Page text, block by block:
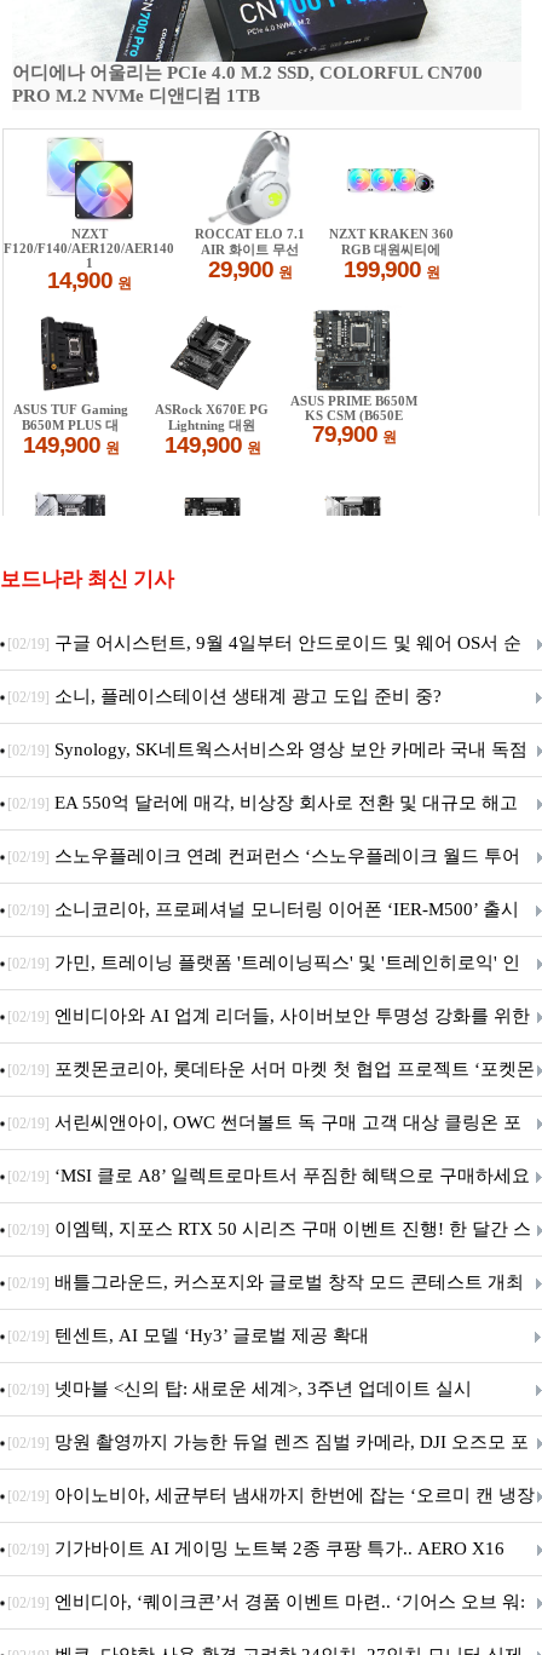
어디에나 어울리는 PCIe 4.0 M.2 SSD, COLORFUL CN700
PRO M.2 NVMe 디앤디컴 1TB
보드나라 최신 기사
[02/19] 구글 어시스턴트, 9월 4일부터 안드로이드 및 웨어 OS서 순
차 서비스 종료
[02/19] 소니, 플레이스테이션 생태계 광고 도입 준비 중?
[02/19] Synology, SK네트웍스서비스와 영상 보안 카메라 국내 독점
판매 파트너십 체결
[02/19] EA 550억 달러에 매각, 비상장 회사로 전환 및 대규모 해고
전망
[02/19] 스노우플레이크 연례 컨퍼런스 ‘스노우플레이크 월드 투어
서울’ 개최
[02/19] 소니코리아, 프로페셔널 모니터링 이어폰 ‘IER-M500’ 출시
[02/19] 가민, 트레이닝 플랫폼 '트레이닝픽스' 및 '트레인히로익' 인
수로 선수와 코치에 맞춤형 훈련 지원 확대
[02/19] 엔비디아와 AI 업계 리더들, 사이버보안 투명성 강화를 위한
SAFE 가이드라인 제안
[02/19] 포켓몬코리아, 롯데타운 서머 마켓 첫 협업 프로젝트 ‘포켓몬
별빛낙원’ 개최
[02/19] 서린씨앤아이, OWC 썬더볼트 독 구매 고객 대상 클링온 포
트 고정 홀더 증정 이벤트 앵콜 연장 진행
[02/19] ‘MSI 클로 A8’ 일렉트로마트서 푸짐한 혜택으로 구매하세요
[02/19] 이엠텍, 지포스 RTX 50 시리즈 구매 이벤트 진행! 한 달간 스
팀 월렛부터 PALIT 지포스 RTX 5060 DUAL까지 증정
[02/19] 배틀그라운드, 커스포지와 글로벌 창작 모드 콘테스트 개최
[02/19] 텐센트, AI 모델 ‘Hy3’ 글로벌 제공 확대
[02/19] 넷마블 <신의 탑: 새로운 세계>, 3주년 업데이트 실시
[02/19] 망원 촬영까지 가능한 듀얼 렌즈 짐벌 카메라, DJI 오즈모 포
켓 4P
[02/19] 아이노비아, 세균부터 냄새까지 한번에 잡는 ‘오르미 캔 냉장
고 살균 탈취기’ 출시
[02/19] 기가바이트 AI 게이밍 노트북 2종 쿠팡 특가.. AERO X16
GAMING A16 할인 진행
[02/19] 엔비디아, ‘퀘이크콘’서 경품 이벤트 마련.. ‘기어스 오브 워: